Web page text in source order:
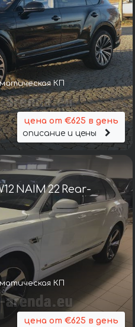
КП
цена от €625 в день
описание и цены
NAIM 22 Rear-
КП
цена от €625 в день